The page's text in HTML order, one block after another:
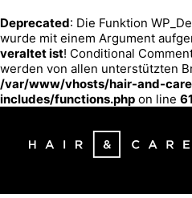
Deprecated: Die Funktion
wurde mit einem Argument
veraltet ist! Conditional
werden von allen unterstützten
/var/www/vhosts/hair-and-
includes/functions.php on line